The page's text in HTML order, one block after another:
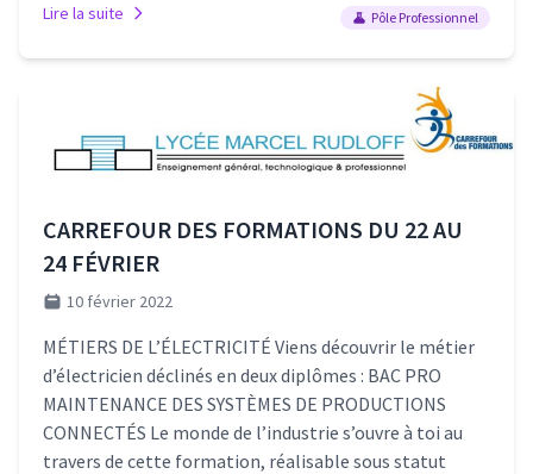
Lire la suite Pôle Professionnel
CARREFOUR DES FORMATIONS DU 22 AU
24 FÉVRIER
10 février 2022
MÉTIERS DE L’ÉLECTRICITÉ Viens découvrir le métier
d’électricien déclinés en deux diplômes : BAC PRO
MAINTENANCE DES SYSTÈMES DE PRODUCTIONS
CONNECTÉS Le monde de l’industrie s’ouvre à toi au
travers de cette formation, réalisable sous statut